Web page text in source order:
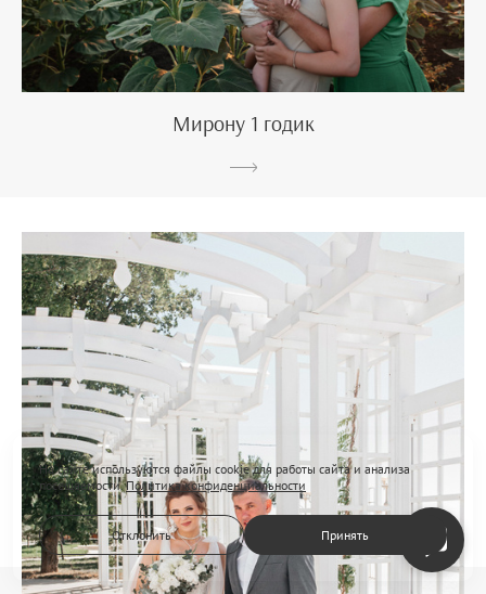
Мирону 1 годик
На сайте используются файлы cookie для работы сайта и анализа
посещаемости.Политика конфиденциальности
Отклонить Принять